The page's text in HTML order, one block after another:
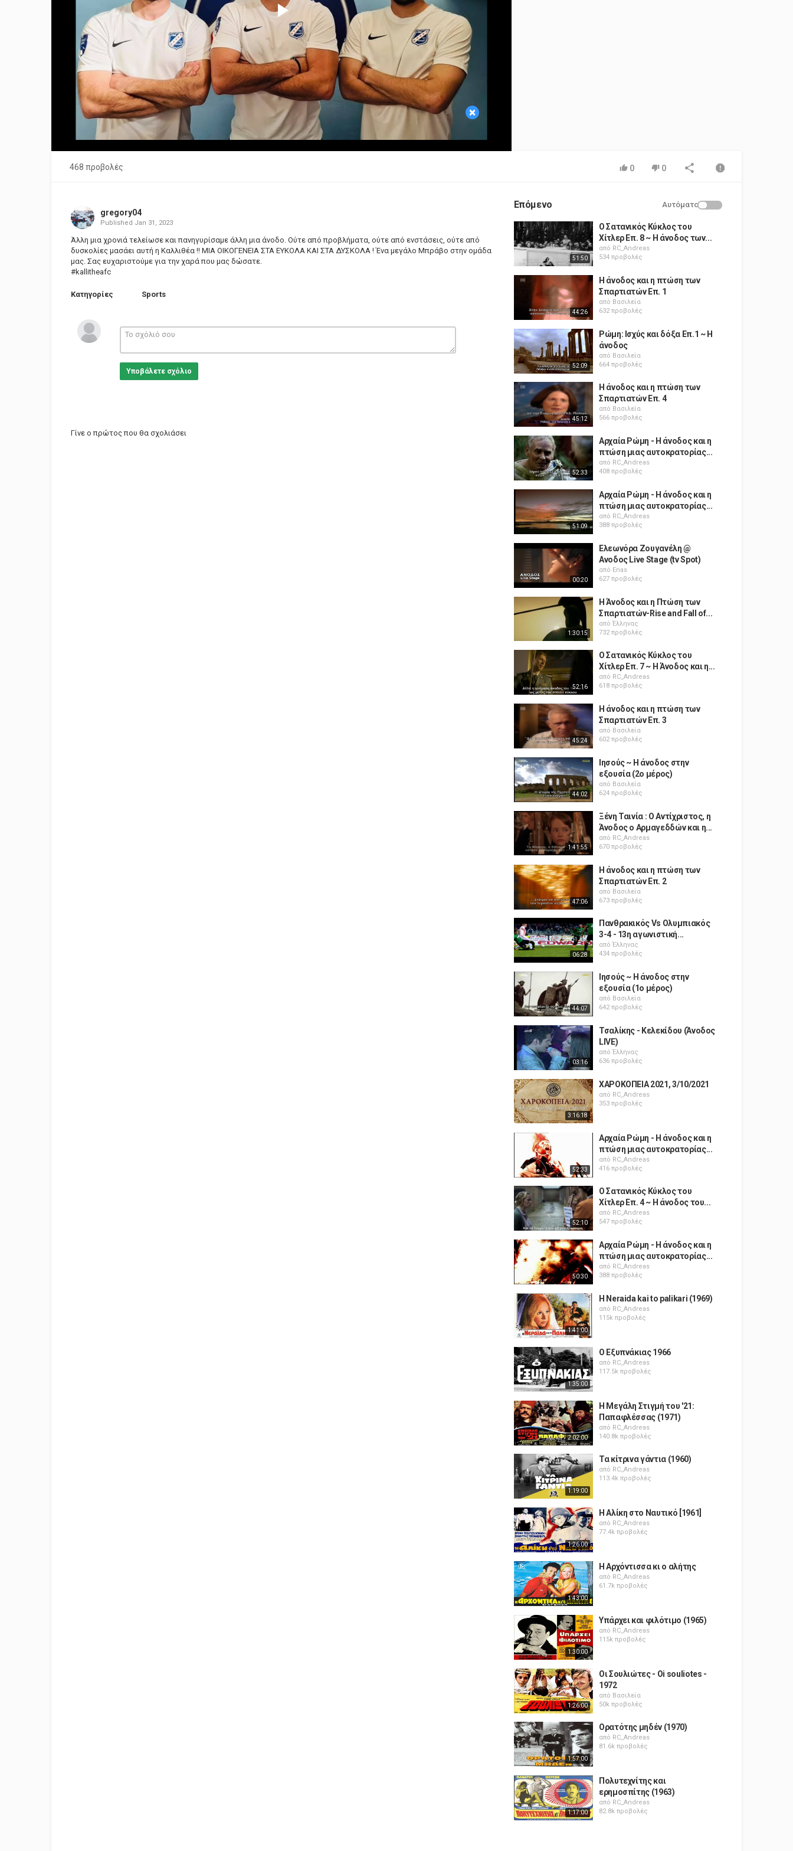
×
Play
Video
468 προβολές 0 0
gregory04
Published Jan 31, 2023
Άλλη μια χρονιά τελείωσε και πανηγυρίσαμε άλλη μια άνοδο. Ούτε από προβλήματα, ούτε από ενστάσεις, ούτε από
δυσκολίες μασάει αυτή η Καλλιθέα !! ΜΙΑ ΟΙΚΟΓΕΝΕΙΑ ΣΤΑ ΕΥΚΟΛΑ ΚΑΙ ΣΤΑ ΔΥΣΚΟΛΑ ! Ένα μεγάλο Μπράβο στην ομάδα
μας. Σας ευχαριστούμε για την χαρά που μας δώσατε.
#kallitheafc
Κατηγορίες Sports
Υποβάλετε σχόλιο
Γίνε ο πρώτος που θα σχολιάσει
Επόμενο Αυτόματο
51:50
Ο Σατανικός Κύκλος του
Χίτλερ Επ. 8 ~ Η άνοδος των...
από RC_Andreas
534 προβολές
44:26
Η άνοδος και η πτώση των
Σπαρτιατών Επ. 1
από Βασιλεία
632 προβολές
52:09
Ρώμη: Ισχύς και δόξα Επ.1 ~ Η
άνοδος
από Βασιλεία
664 προβολές
45:12
Η άνοδος και η πτώση των
Σπαρτιατών Επ. 4
από Βασιλεία
566 προβολές
52:33
Αρχαία Ρώμη - Η άνοδος και η
πτώση μιας αυτοκρατορίας...
από RC_Andreas
408 προβολές
51:09
Αρχαία Ρώμη - Η άνοδος και η
πτώση μιας αυτοκρατορίας...
από RC_Andreas
388 προβολές
00:20
Ελεωνόρα Ζουγανέλη @
Ανοδος Live Stage (tv Spot)
από Enas
627 προβολές
1:30:15
Η Άνοδος και η Πτώση των
Σπαρτιατών-Rise and Fall of...
απόΈλληνας
732 προβολές
52:16
Ο Σατανικός Κύκλος του
Χίτλερ Επ. 7 ~ Η Άνοδος και η...
από RC_Andreas
618 προβολές
45:24
Η άνοδος και η πτώση των
Σπαρτιατών Επ. 3
από Βασιλεία
602 προβολές
44:02
Ιησούς ~ Η άνοδος στην
εξουσία (2ο μέρος)
από Βασιλεία
624 προβολές
1:41:55
Ξένη Ταινία : Ο Αντίχριστος, η
Άνοδος ο Αρμαγεδδών και η...
από RC_Andreas
670 προβολές
47:06
Η άνοδος και η πτώση των
Σπαρτιατών Επ. 2
από Βασιλεία
673 προβολές
06:28
Πανθρακικός Vs Ολυμπιακός
3-4 - 13η αγωνιστική...
απόΈλληνας
434 προβολές
44:07
Ιησούς ~ Η άνοδος στην
εξουσία (1ο μέρος)
από Βασιλεία
642 προβολές
03:16
Τσαλίκης - Κελεκίδου (Άνοδος
LIVE)
απόΈλληνας
636 προβολές
3:16:18
ΧΑΡΟΚΟΠΕΙΑ 2021, 3/10/2021
από RC_Andreas
353 προβολές
52:33
Αρχαία Ρώμη - Η άνοδος και η
πτώση μιας αυτοκρατορίας...
από RC_Andreas
416 προβολές
52:10
Ο Σατανικός Κύκλος του
Χίτλερ Επ. 4 ~ Η άνοδος του...
από RC_Andreas
547 προβολές
50:30
Αρχαία Ρώμη - Η άνοδος και η
πτώση μιας αυτοκρατορίας...
από RC_Andreas
388 προβολές
1:41:00
H Neraida kai to palikari (1969)
από RC_Andreas
115k προβολές
1:35:00
Ο Εξυπνάκιας 1966
από RC_Andreas
117.5k προβολές
2:02:00
Η Μεγάλη Στιγμή του '21:
Παπαφλέσσας (1971)
από RC_Andreas
140.8k προβολές
1:19:00
Τα κίτρινα γάντια (1960)
από RC_Andreas
113.4k προβολές
1:26:00
Η Αλίκη στο Ναυτικό [1961]
από RC_Andreas
77.4k προβολές
1:43:00
Η Αρχόντισσα κι ο αλήτης
από RC_Andreas
61.7k προβολές
1:30:00
Υπάρχει και φιλότιμο (1965)
από RC_Andreas
115k προβολές
1:26:00
Οι Σουλιώτες - Oi souliotes -
1972
από Βασιλεία
50k προβολές
1:57:00
Ορατότης μηδέν (1970)
από RC_Andreas
81.6k προβολές
1:17:00
Πολυτεχνίτης και
ερημοσπίτης (1963)
από RC_Andreas
82.8k προβολές